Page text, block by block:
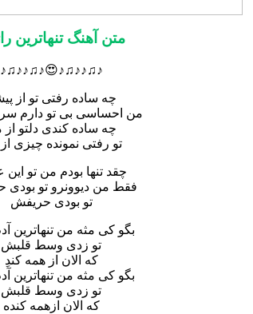
متن آهنگ تنهاترین
♪♫♪♪♫♪😍♪♫♪♪♫♪
چه ساده رفتی تو از
من احساسی بی تو دارم
چه ساده کندی دلتو
تو رفتی نمونده چیزی
چقد تنها بودم من تو
فقط من دیوونرو تو بودی
تو بودی حریفش
بگو کی مثه من تنهاترین
تو زدی وسط قلبش
که الان از همه کندِ
بگو کی مثه من تنهاترین
تو زدی وسط قلبش
که الان ازهمه کنده